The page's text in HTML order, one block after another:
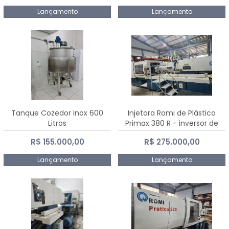
Lançamento Lançamento
Tanque Cozedor inox 600
Litros
R$ 155.000,00
Lançamento
Injetora Romi de Plástico
Primax 380 R - inversor de
frequência NR 12 - 2008
R$ 275.000,00
Lançamento